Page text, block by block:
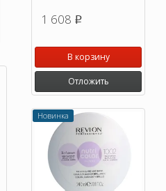
1 608 p
В корзину
Отложить
Новинка